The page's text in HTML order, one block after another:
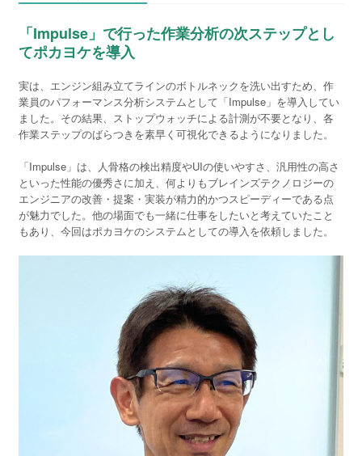
「Impulse」で行った作業分析の次ステップとし
てポカヨケを導入
実は、エンジン組み立てラインのボトルネックを洗い出すため、作
業員のパフォーマンス分析システムとして「Impulse」を導入してい
ました。その結果、ストップウォッチによる計測が不要となり、各
作業ステップのばらつきを素早く可視化できるようになりました。
「Impulse」は、人骨格の検出精度やUIの使いやすさ、汎用性の高さ
といった性能の優秀さに加え、何よりもブレインズテクノロジーの
エンジニアの改善・提案・実装が精力的かつスピーディーである点
が魅力でした。他の場面でも一緒に仕事をしたいと考えていたこと
もあり、今回はポカヨケのシステムとしての導入を依頼しました。